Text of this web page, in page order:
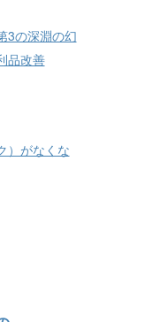
3の深淵の幻
品改善
）がなくな